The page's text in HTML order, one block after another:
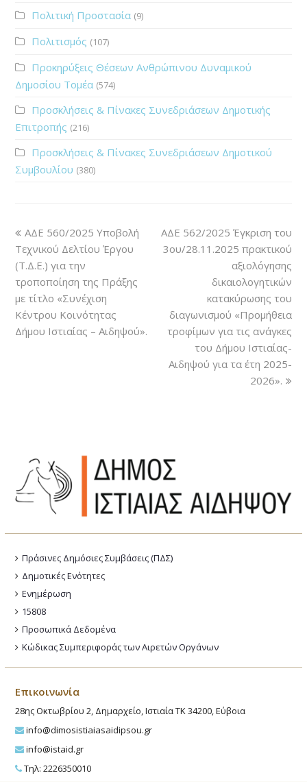
Πολιτική Προστασία (9)
Πολιτισμός (107)
Προκηρύξεις Θέσεων Ανθρώπινου Δυναμικού
Δημοσίου Τομέα (574)
Προσκλήσεις & Πίνακες Συνεδριάσεων Δημοτικής
Επιτροπής (216)
Προσκλήσεις & Πίνακες Συνεδριάσεων Δημοτικού
Συμβουλίου (380)
ΑΔΕ 560/2025 Υποβολή
Τεχνικού Δελτίου Έργου
(Τ.Δ.Ε.) για την
τροποποίηση της Πράξης
με τίτλο «Συνέχιση
Κέντρου Κοινότητας
Δήμου Ιστιαίας – Αιδηψού».
ΑΔΕ 562/2025 Έγκριση του
3ου/28.11.2025 πρακτικού
αξιολόγησης
δικαιολογητικών
κατακύρωσης του
διαγωνισμού «Προμήθεια
τροφίμων για τις ανάγκες
του Δήμου Ιστιαίας-
Αιδηψού για τα έτη 2025-
2026».
Πράσινες Δημόσιες Συμβάσεις (ΠΔΣ)
Δημοτικές Ενότητες
Ενημέρωση
15808
Προσωπικά Δεδομένα
Κώδικας Συμπεριφοράς των Αιρετών Οργάνων
Επικοινωνία
28ης Οκτωβρίου 2, Δημαρχείο, Ιστιαία ΤΚ 34200, Εύβοια
info@dimosistiaiasaidipsou.gr
info@istaid.gr
Τηλ: 2226350010